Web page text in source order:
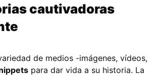
cautivadoras
de medios -imágenes, vídeos,
para dar vida a su historia. La